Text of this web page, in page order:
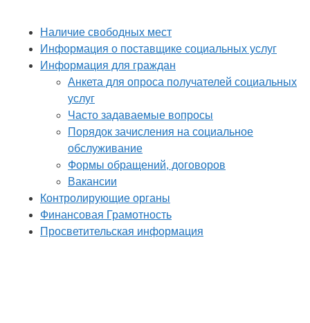
Наличие свободных мест
Информация о поставщике социальных услуг
Информация для граждан
Анкета для опроса получателей социальных
услуг
Часто задаваемые вопросы
Порядок зачисления на социальное
обслуживание
Формы обращений, договоров
Вакансии
Контролирующие органы
Финансовая Грамотность
Просветительская информация